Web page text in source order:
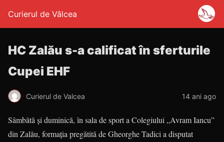
Curierul de Vâlcea
HC Zalău s-a calificat în sferturile
Cupei EHF
Curierul de Valcea 14 ani ago
Sâmbătă şi duminică, în sala de sport a Colegiului „Avram Iancu”
din Zalău, formaţia pregătită de Gheorghe Tadici a disputat